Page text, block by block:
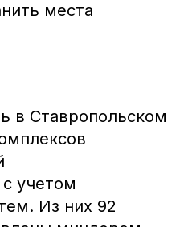
места
в Ставропольском
учетом
Из них 92